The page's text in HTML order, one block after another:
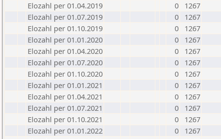
Elozahl per 01.04.2019
0
1267
Elozahl per 01.07.2019
0
1267
Elozahl per 01.10.2019
0
1267
Elozahl per 01.01.2020
0
1267
Elozahl per 01.04.2020
0
1267
Elozahl per 01.07.2020
0
1267
Elozahl per 01.10.2020
0
1267
Elozahl per 01.01.2021
0
1267
Elozahl per 01.04.2021
0
1267
Elozahl per 01.07.2021
0
1267
Elozahl per 01.10.2021
0
1267
Elozahl per 01.01.2022
0
1267